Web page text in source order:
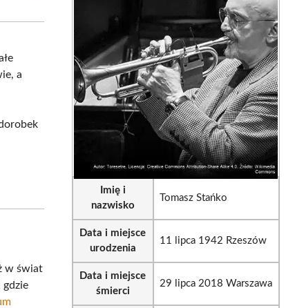
a
w świat
gdzie
Imię i
nazwisko
Tomasz Stańko
Data i miejsce
urodzenia
11 lipca 1942 Rzeszów
Data i miejsce
śmierci
29 lipca 2018 Warszawa